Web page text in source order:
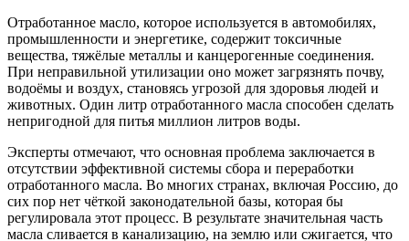
Отработанное масло, которое используется в автомобилях,
промышленности и энергетике, содержит токсичные
вещества, тяжёлые металлы и канцерогенные соединения.
При неправильной утилизации оно может загрязнять почву,
водоёмы и воздух, становясь угрозой для здоровья людей и
животных. Один литр отработанного масла способен сделать
непригодной для питья миллион литров воды.
Эксперты отмечают, что основная проблема заключается в
отсутствии эффективной системы сбора и переработки
отработанного масла. Во многих странах, включая Россию, до
сих пор нет чёткой законодательной базы, которая бы
регулировала этот процесс. В результате значительная часть
масла сливается в канализацию, на землю или сжигается, что